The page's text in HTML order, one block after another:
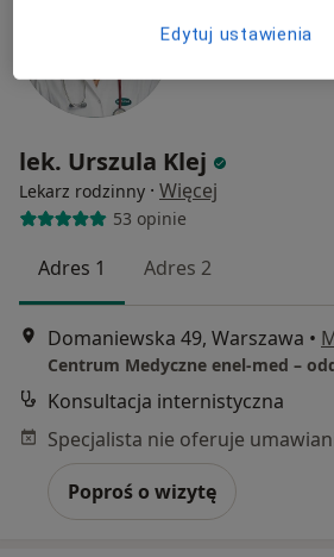
lek. Urszula Klej
Lekarz rodzinny · Więcej
53 opinie
Adres 1 Adres 2
Domaniewska 49, Warszawa •
Centrum Medyczne enel-med –
Konsultacja internistyczna
Poproś o wizytę
Edytuj ustawienia